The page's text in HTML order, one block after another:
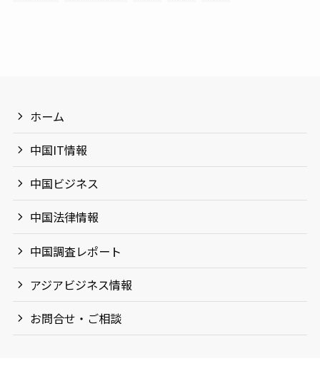
ホーム
中国IT情報
中国ビジネス
中国法律情報
中国調査レポート
アジアビジネス情報
お問合せ・ご相談